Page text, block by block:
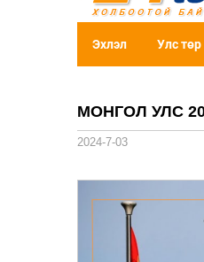
Эхлэл Улс төр
МОНГОЛ УЛС
2024-7-03